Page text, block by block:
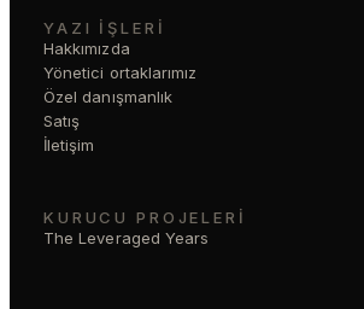
YAZI İŞLERI
Hakkımızda
Yönetici ortaklarımız
Özel danışmanlık
Satış
İletişim
KURUCU PROJELERI
The Leveraged Years